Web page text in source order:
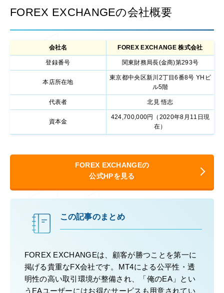
FOREX EXCHANGEの会社概要
会社名 FOREX EXCHANGE 株式会社
登録番号 関東財務局長(金商)第293号
本店所在地
東京都中央区新川2丁目6番8号 YHビ
ル5階
代表者 北見 悟志
資本金
424,700,000円（2020年8月11日現
在）
FOREX EXCHANGEの
公式HPを見る
この記事のまとめ
FOREX EXCHANGEは、顧客が勝つことを第一に
掲げる貴重なFX会社です。MT4による公平性・透
明性の高い取引環境が整備され、「俺のEA」とい